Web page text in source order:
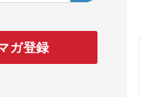
ガ登録